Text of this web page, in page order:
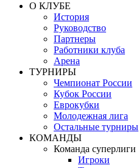
О КЛУБЕ
История
Руководство
Партнеры
Работники клуба
Арена
ТУРНИРЫ
Чемпионат России
Кубок России
Еврокубки
Молодежная лига
Остальные турниры
КОМАНДЫ
Команда суперлиги
Игроки